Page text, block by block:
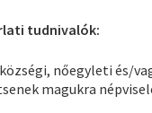
tudnivalók:
nőegyleti és/
magukra